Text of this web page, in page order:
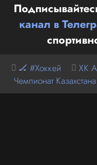
канал в
🏒 #Хоккей ХК
Чемпионат